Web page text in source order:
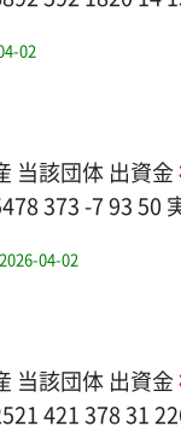
02
当該団体 出資金
373 -7 93 50
04-02
当該団体 出資金
421 378 31